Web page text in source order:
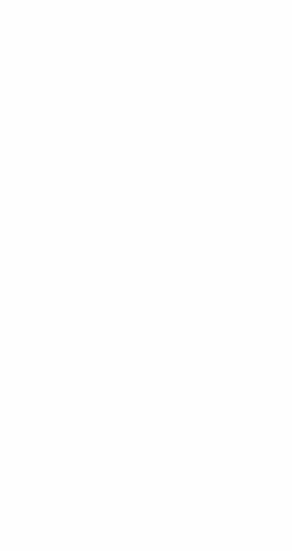
A questo punto,
vialetti in ghiaia, antri
degli
davvero graziosa,
i “segreti del
il motivo per cui sono
la grande
in inverno dal laghetto
al servizio
nei “luoghi della
una passeggiata nel
trascorso un